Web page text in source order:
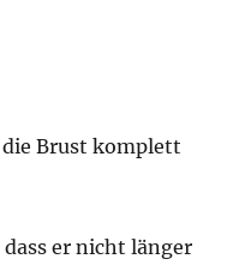
Brust komplett
er nicht länger